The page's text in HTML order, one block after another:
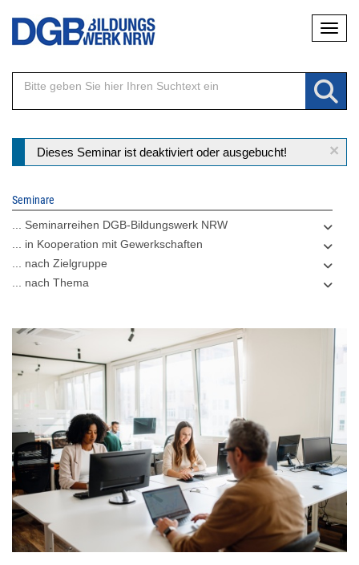
Direkt
Inhalt
×
Statusmeldung
Dieses Seminar ist deaktiviert oder ausgebucht!
Seminare
... Seminarreihen DGB-Bildungswerk NRW
... in Kooperation mit Gewerkschaften
... nach Zielgruppe
... nach Thema